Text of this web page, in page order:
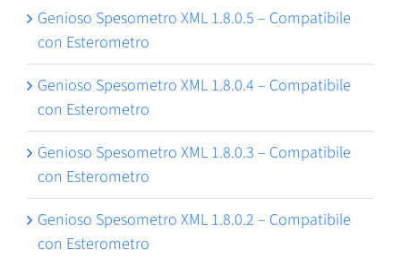
Genioso Spesometro XML 1.8.0.5 – Compatibile
con Esterometro
Genioso Spesometro XML 1.8.0.4 – Compatibile
con Esterometro
Genioso Spesometro XML 1.8.0.3 – Compatibile
con Esterometro
Genioso Spesometro XML 1.8.0.2 – Compatibile
con Esterometro